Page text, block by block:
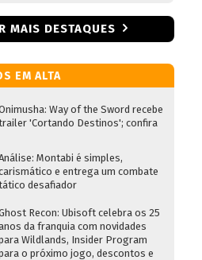
MAIS DESTAQUES
EM ALTA
Way of the Sword recebe
'Cortando Destinos'; confira
Montabi é simples,
e entrega um combate
desafiador
Recon: Ubisoft celebra os 25
da franquia com novidades
Wildlands, Insider Program
o próximo jogo, descontos e